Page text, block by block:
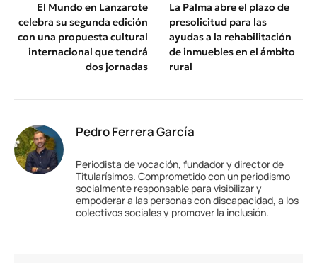
El Mundo en Lanzarote
celebra su segunda edición
con una propuesta cultural
internacional que tendrá
dos jornadas
La Palma abre el plazo de
presolicitud para las
ayudas a la rehabilitación
de inmuebles en el ámbito
rural
Pedro Ferrera García
Periodista de vocación, fundador y director de
Titularísimos. Comprometido con un periodismo
socialmente responsable para visibilizar y
empoderar a las personas con discapacidad, a los
colectivos sociales y promover la inclusión.